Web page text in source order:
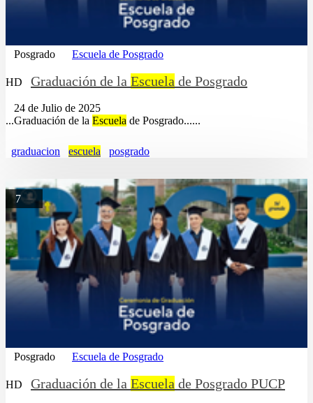
Posgrado Escuela de Posgrado
HD Graduación de la Escuela de Posgrado
24 de Julio de 2025
...Graduación de la Escuela de Posgrado......
graduacion escuela posgrado
7
Posgrado Escuela de Posgrado
HD Graduación de la Escuela de Posgrado PUCP